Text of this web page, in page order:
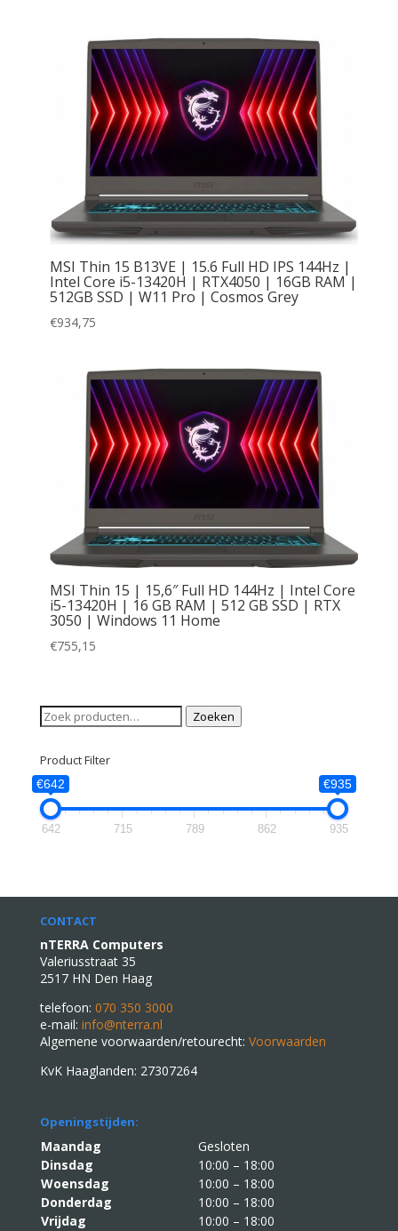
MSI Thin 15 B13VE | 15.6 Full HD IPS 144Hz |
Intel Core i5-13420H | RTX4050 | 16GB RAM |
512GB SSD | W11 Pro | Cosmos Grey
€934,75
MSI Thin 15 | 15,6″ Full HD 144Hz | Intel Core
i5-13420H | 16 GB RAM | 512 GB SSD | RTX
3050 | Windows 11 Home
€755,15
Zoeken
naar:
Zoeken
Product Filter
€642 €935
642 715 789 862 935
CONTACT
nTERRA Computers
Valeriusstraat 35
2517 HN Den Haag
telefoon: 070 350 3000
e-mail: info@nterra.nl
Algemene voorwaarden/retourecht: Voorwaarden
KvK Haaglanden: 27307264
Openingstijden:
Maandag
Gesloten
Dinsdag
10:00 – 18:00
Woensdag
10:00 – 18:00
Donderdag
10:00 – 18:00
Vrijdag
10:00 – 18:00